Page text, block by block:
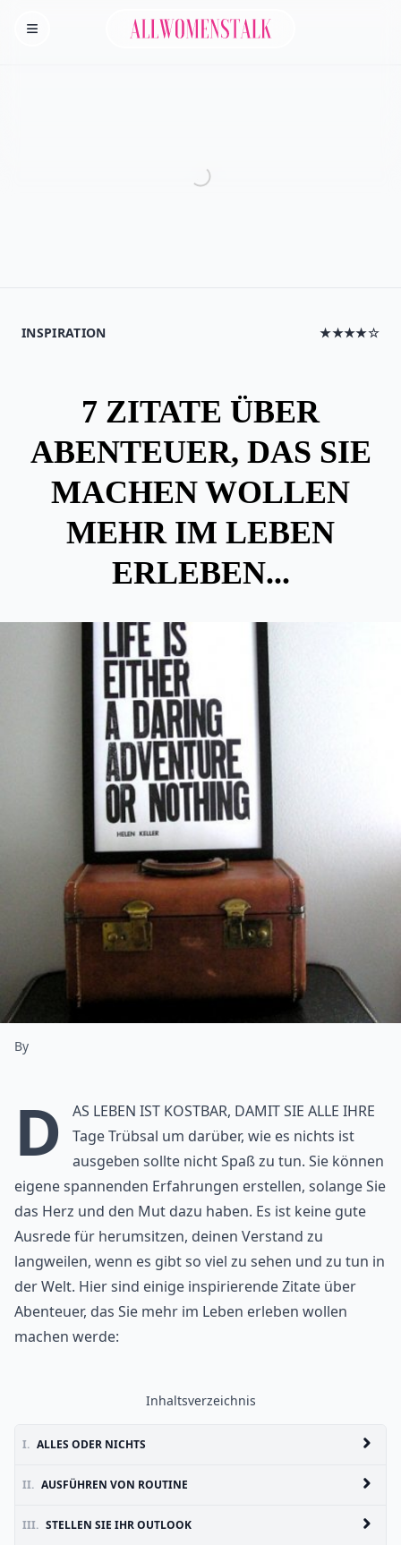
Homepage
Allwomenstalk
INSPIRATION ★★★★☆
7 ZITATE ÜBER
ABENTEUER, DAS SIE
MACHEN WOLLEN
MEHR IM LEBEN
ERLEBEN...
By
D
as Leben ist kostbar, damit Sie alle Ihre
Tage Trübsal um darüber, wie es nichts ist
ausgeben sollte nicht Spaß zu tun. Sie können
eigene spannenden Erfahrungen erstellen, solange Sie
das Herz und den Mut dazu haben. Es ist keine gute
Ausrede für herumsitzen, deinen Verstand zu
langweilen, wenn es gibt so viel zu sehen und zu tun in
der Welt. Hier sind einige inspirierende Zitate über
Abenteuer, das Sie mehr im Leben erleben wollen
machen werde:
Inhaltsverzeichnis
I. ALLES ODER NICHTS
II. AUSFÜHREN VON ROUTINE
III. STELLEN SIE IHR OUTLOOK